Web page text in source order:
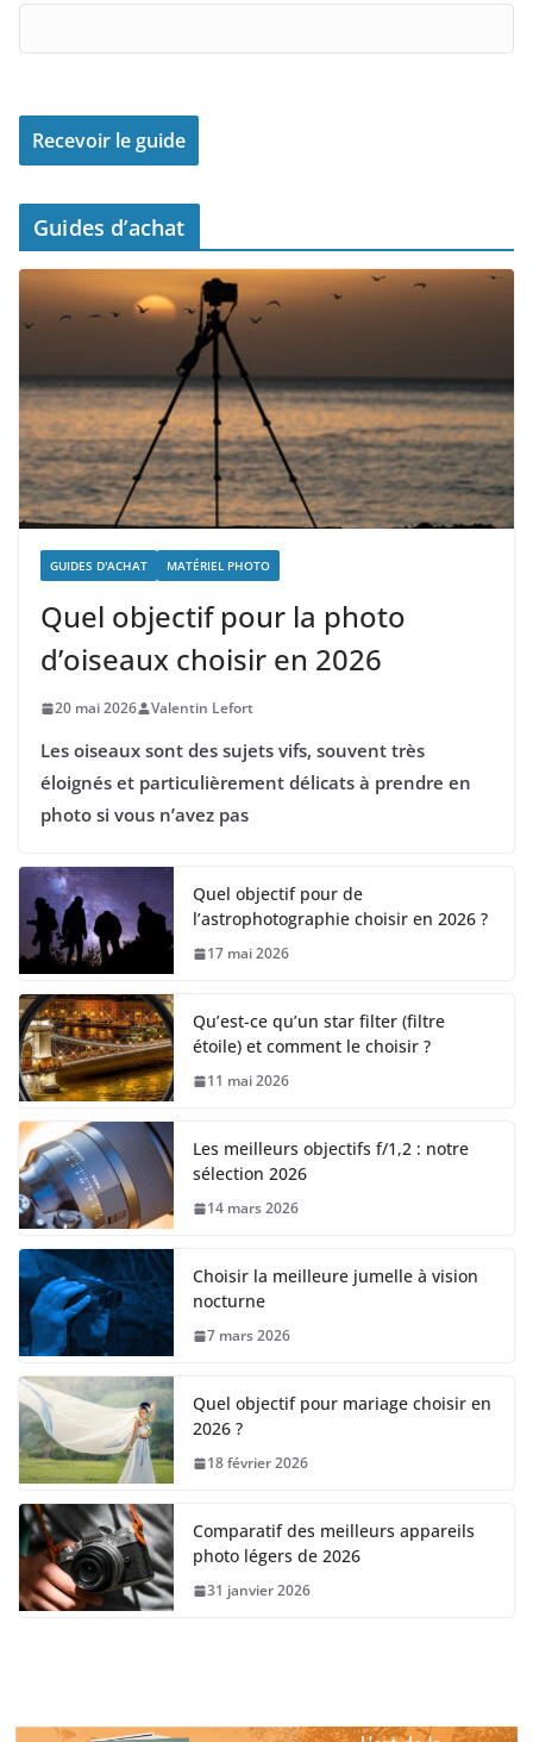
Guides d’achat
GUIDES D'ACHAT MATÉRIEL PHOTO
Quel objectif pour la photo
d’oiseaux choisir en 2026
20 mai 2026 Valentin Lefort
Les oiseaux sont des sujets vifs, souvent très
éloignés et particulièrement délicats à prendre en
photo si vous n’avez pas
Quel objectif pour de
l’astrophotographie choisir en 2026 ?
17 mai 2026
Qu’est-ce qu’un star filter (filtre
étoile) et comment le choisir ?
11 mai 2026
Les meilleurs objectifs f/1,2 : notre
sélection 2026
14 mars 2026
Choisir la meilleure jumelle à vision
nocturne
7 mars 2026
Quel objectif pour mariage choisir en
2026 ?
18 février 2026
Comparatif des meilleurs appareils
photo légers de 2026
31 janvier 2026